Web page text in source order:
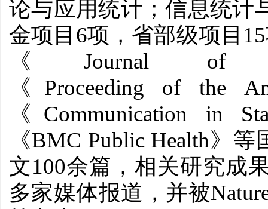
论与应用统计；信息统计
金项目 6项，省部级项目 15
《Journal of
《 Proceeding of the
《 Communication in
《BMC Public Health》等
文100余篇，相关研究成
多家媒体报道，并被